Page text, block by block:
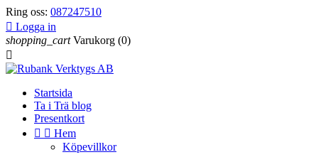
Ring oss: 087247510
 Logga in
shopping_cart Varukorg (0)

Startsida
Ta i Trä blog
Presentkort
  Hem
Köpevillkor